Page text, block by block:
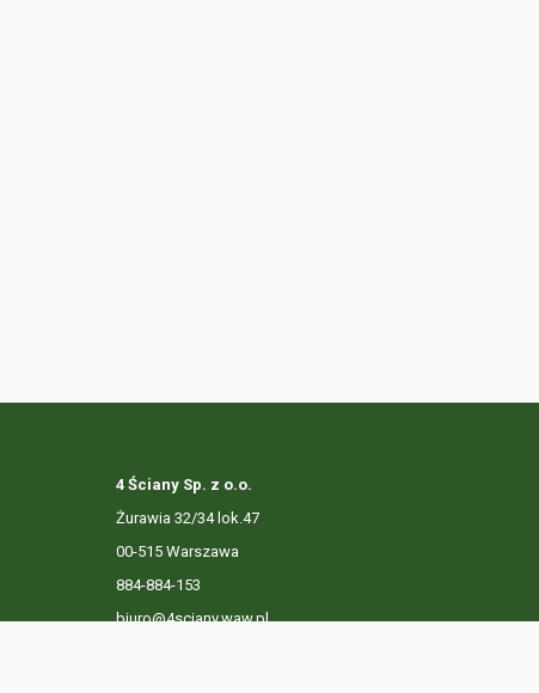
4 Ściany Sp. z o.o.
Żurawia 32/34 lok.47
00-515 Warszawa
884-884-153
biuro@4sciany.waw.pl